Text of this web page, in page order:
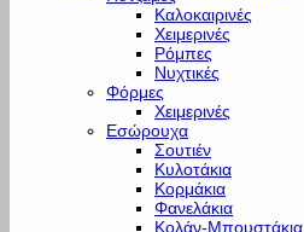
Καλοκαιρινές
Χειμερινές
Ρόμπες
Νυχτικές
Φόρμες
Χειμερινές
Εσώρουχα
Σουτιέν
Κυλοτάκια
Κορμάκια
Φανελάκια
Κολάν-Μπουστάκια